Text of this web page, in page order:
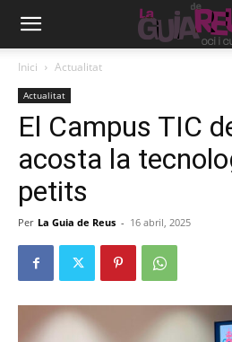
Inici Actualitat
Actualitat
El Campus TIC
acosta la
petits
Per La Guia de Reus - 16 abril, 2025